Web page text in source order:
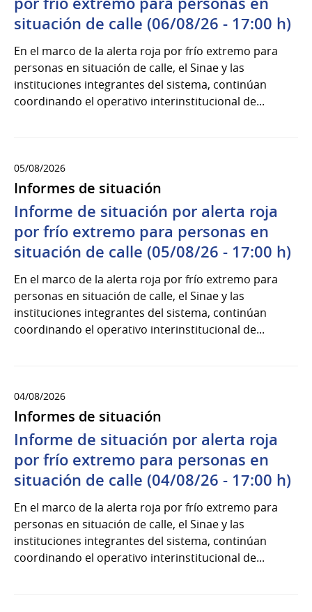
situación de calle (06/08/26 - 17:00 h)
En el marco de la alerta roja por frío extremo para
personas en situación de calle, el Sinae y las
instituciones integrantes del sistema, continúan
coordinando el operativo interinstitucional de...
05/08/2026
Informes de situación
Informe de situación por alerta roja
por frío extremo para personas en
situación de calle (05/08/26 - 17:00 h)
En el marco de la alerta roja por frío extremo para
personas en situación de calle, el Sinae y las
instituciones integrantes del sistema, continúan
coordinando el operativo interinstitucional de...
04/08/2026
Informes de situación
Informe de situación por alerta roja
por frío extremo para personas en
situación de calle (04/08/26 - 17:00 h)
En el marco de la alerta roja por frío extremo para
personas en situación de calle, el Sinae y las
instituciones integrantes del sistema, continúan
coordinando el operativo interinstitucional de...